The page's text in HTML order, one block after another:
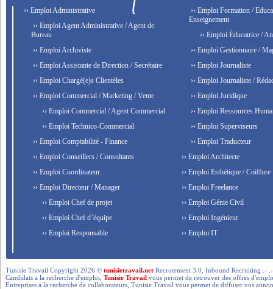
›› Emploi Administrative
›› Emploi Agent Administrative / Agent de
Bureau
›› Emploi Archiviste
›› Emploi Assistante de Direction / Secrétaire
›› Emploi Chargé(e)s Clientèles
›› Emploi Commercial / Marketing / Vente
›› Emploi Commercial / Agent Commercial
›› Emploi Technico-Commercial
›› Emploi Comptabilité - Finance
›› Emploi Conseillers / Consultants
›› Emploi Coordinateur
›› Emploi Directeur / Manager
›› Emploi Chef de projet
›› Emploi Chef d’équipe
›› Emploi Responsable
›› Emploi Formation /
Enseignement
›› Emploi Éducatrice /
›› Emploi Gestionnaire /
›› Emploi Journaliste
›› Emploi Journaliste /
›› Emploi Juridique
›› Emploi Ressources
›› Emploi Superviseurs
›› Emploi Traducteur
›› Emploi Architecte
›› Emploi Esthétique / Coiffure
›› Emploi Freelance
›› Emploi Génie Civil
›› Emploi Ingénieur
›› Emploi IT
Tunisie Travail Copyright 2026 ©tunisietravail.net Recrutement 3.0, Inbound Recruiting .-
Candidats a la recherche d'emploi,Tunisie Travail vous permet de retrouver des offres
Entreprises a la recherche de collaborateurs, Tunisie Travail vous permet de diffuser vos